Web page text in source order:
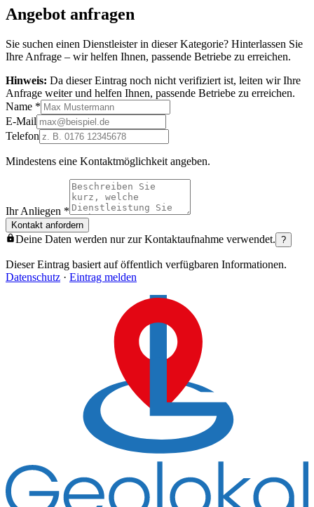
Angebot anfragen
Sie suchen einen Dienstleister in dieser Kategorie? Hinterlassen Sie
Ihre Anfrage – wir helfen Ihnen, passende Betriebe zu erreichen.
Hinweis: Da dieser Eintrag noch nicht verifiziert ist, leiten wir Ihre
Anfrage weiter und helfen Ihnen, passende Betriebe zu erreichen.
Name *
E-Mail
Telefon
Mindestens eine Kontaktmöglichkeit angeben.
Ihr Anliegen *
Kontakt anfordern
Deine Daten werden nur zur Kontaktaufnahme verwendet. ?
Dieser Eintrag basiert auf öffentlich verfügbaren Informationen.
Datenschutz · Eintrag melden